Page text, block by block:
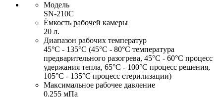
Модель
SN-210C
Ёмкость рабочей камеры
20 л.
Диапазон рабочих температур
45°С - 135°С (45°C - 80°C температура
предварительного разогрева, 45°C - 60°C процесс
удержания тепла, 65°C - 100°C процесс решения,
105°C - 135°C процесс стерилизации)
Максимальное рабочее давление
0.255 мПа